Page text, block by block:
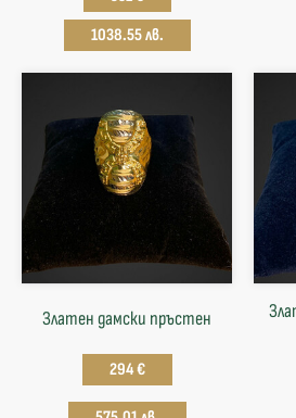
1038.55 лв.
Златен дамски пръстен
294 €